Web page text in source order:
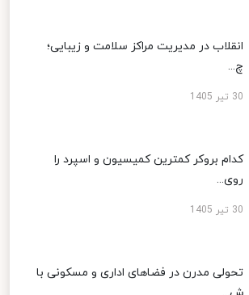
انقلاب در مدیریت مراکز سلامت و زیبایی؛
چ...
30 تیر 1405
کدام بروکر کمترین کمیسیون و اسپرد را
روی...
30 تیر 1405
تحولی مدرن در فضاهای اداری و مسکونی با